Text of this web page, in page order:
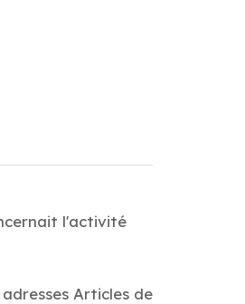
l'activité
Articles de